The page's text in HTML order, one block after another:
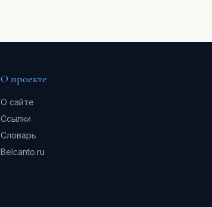
О проекте
О сайте
Ссылки
Словарь
Belcanto.ru